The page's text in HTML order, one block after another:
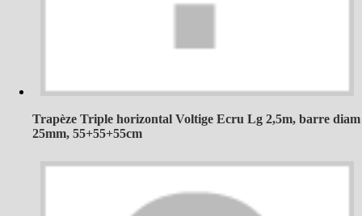
Trapèze Triple horizontal Voltige Ecru Lg 2,5m, barre diam
25mm, 55+55+55cm